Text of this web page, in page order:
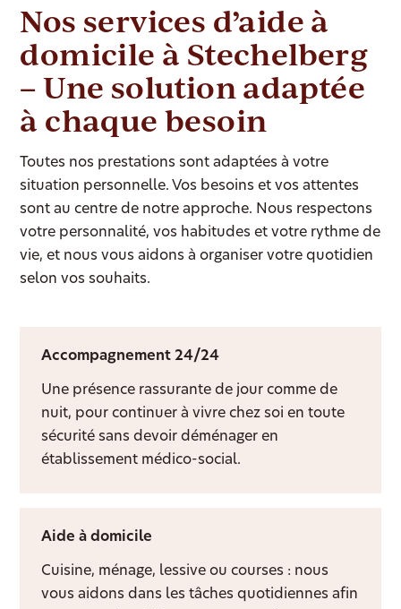
Nos services d’aide à
domicile à Stechelberg
– Une solution adaptée
à chaque besoin
Toutes nos prestations sont adaptées à votre
situation personnelle. Vos besoins et vos attentes
sont au centre de notre approche. Nous respectons
votre personnalité, vos habitudes et votre rythme de
vie, et nous vous aidons à organiser votre quotidien
selon vos souhaits.
Accompagnement 24/24
Une présence rassurante de jour comme de
nuit, pour continuer à vivre chez soi en toute
sécurité sans devoir déménager en
établissement médico-social.
Aide à domicile
Cuisine, ménage, lessive ou courses : nous
vous aidons dans les tâches quotidiennes afin